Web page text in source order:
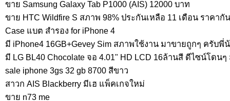
ขาย Samsung Galaxy Tab P1000 (AIS) 12000 บาท
ขาย HTC Wildfire S สภาพ 98% ประกันเหลือ 11 เดือน ราคากั
Case แบต สำรอง for iPhone 4
มี iPhone4 16GB+Gevey Sim สภาพใช้งาน มาขายถูกๆ ครับพี่
มี LG BL40 Chocolate จอ 4.01" HD LCD 16ล้านสี ดีไซน์โด
sale iphone 3gs 32 gb 8700 สีขาว
สาวก AIS Blackberry มีเฮ แพ็คเกจใหม่
ขาย n73 me